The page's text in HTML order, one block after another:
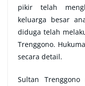
pikir telah
keluarga besar
diduga telah
Trenggono.
secara detail.
Sultan